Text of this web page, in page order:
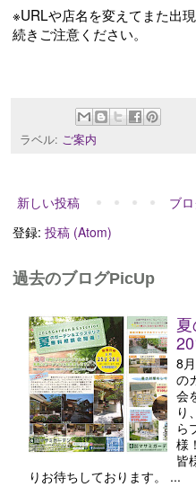
※URLや店名を変えてまた出
続きご注意ください。
ラベル: ご案内
新しい投稿
ブ
登録: 投稿 (Atom)
過去のブログPicUp
8
の
会
り
ら
様
皆
りお待ちしております。 ...